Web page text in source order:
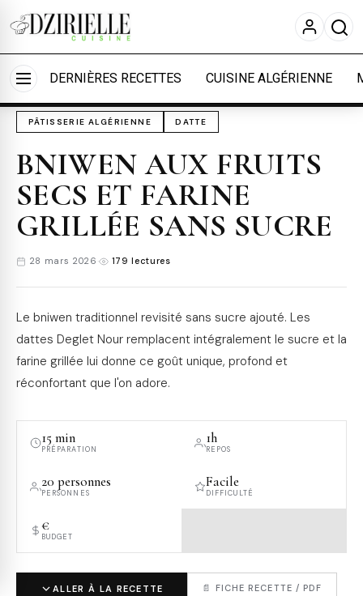
Nous utilisons des cookies pour améliorer votre
expérience et mesurer l'audience.
En savoir plus
Accepter tout
Personnaliser
DERNIÈRES RECETTES CUISINE ALGÉRIENNE
Accueil Cuisine
PÂTISSERIE ALGÉRIENNE DATTE
BNIWEN AUX FRUITS
SECS ET FARINE
GRILLÉE SANS SUCRE
28 mars 2026 · 179 lectures
Le bniwen traditionnel revisité sans sucre ajouté. Les
dattes Deglet Nour remplacent intégralement le sucre et la
farine grillée lui donne ce goût unique, profond et
réconfortant que l'on adore.
15 min
PRÉPARATION
1h
REPOS
20 personnes
PERSONNES
Facile
DIFFICULTÉ
€
BUDGET
ALLER À LA RECETTE 📄 FICHE RECETTE / PDF